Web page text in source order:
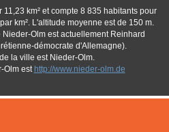
km² et compte 8 835 habitants pour
km². L'altitude moyenne est de 150 m.
Olm est actuellement Reinhard
démocrate d'Allemagne).
la ville est Nieder-Olm.
Olm est http://www.nieder-olm.de